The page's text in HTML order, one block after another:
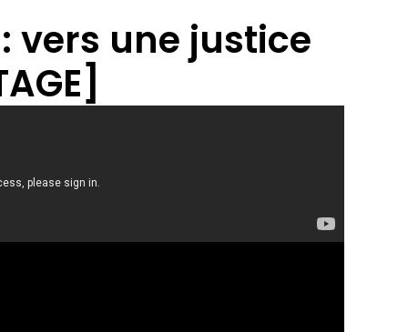
vers une justice